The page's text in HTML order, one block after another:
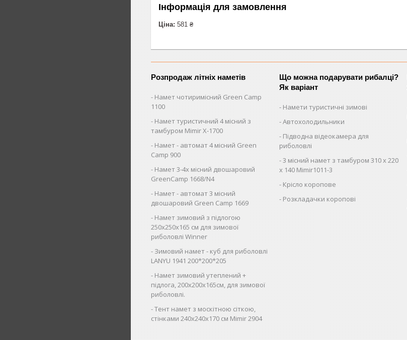
Інформація для замовлення
Ціна: 581 ₴
Розпродаж літніх наметів
Намет чотиримісний Green Camp
1100
Намет туристичний 4 місний з
тамбуром Mimir Х-1700
Намет - автомат 4 місний Green
Camp 900
Намет 3-4х місний двошаровий
GreenCamp 1668/N4
Намет - автомат 3 місний
двошаровий Green Camp 1669
Намет зимовий з підлогою
250х250х165 см для зимової
риболовлі Winner
Зимовий намет - куб для риболовлі
LANYU 1941 200*200*205
Намет зимовий утеплений +
підлога, 200х200х165см, для зимової
риболовлі.
Тент намет з москітною сіткою,
стінками 240х240х170 см Mimir 2904
Що можна подарувати рибалці?
Як варіант
Намети туристичні зимові
Автохолодильники
Підводна відеокамера для
риболовлі
3 місний намет з тамбуром 310 х 220
х 140 Mimir1011-3
Крісло коропове
Розкладачки коропові